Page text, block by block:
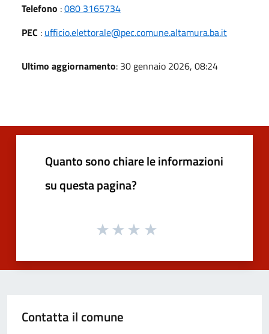
Telefono :080 3165734
PEC : ufficio.elettorale@pec.comune.altamura.ba.it
Ultimo aggiornamento: 30 gennaio 2026, 08:24
Quanto sono chiare le informazioni
su questa pagina?
Contatta il comune